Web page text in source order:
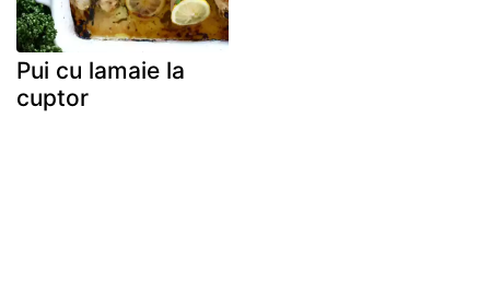
Pui cu lamaie la
cuptor